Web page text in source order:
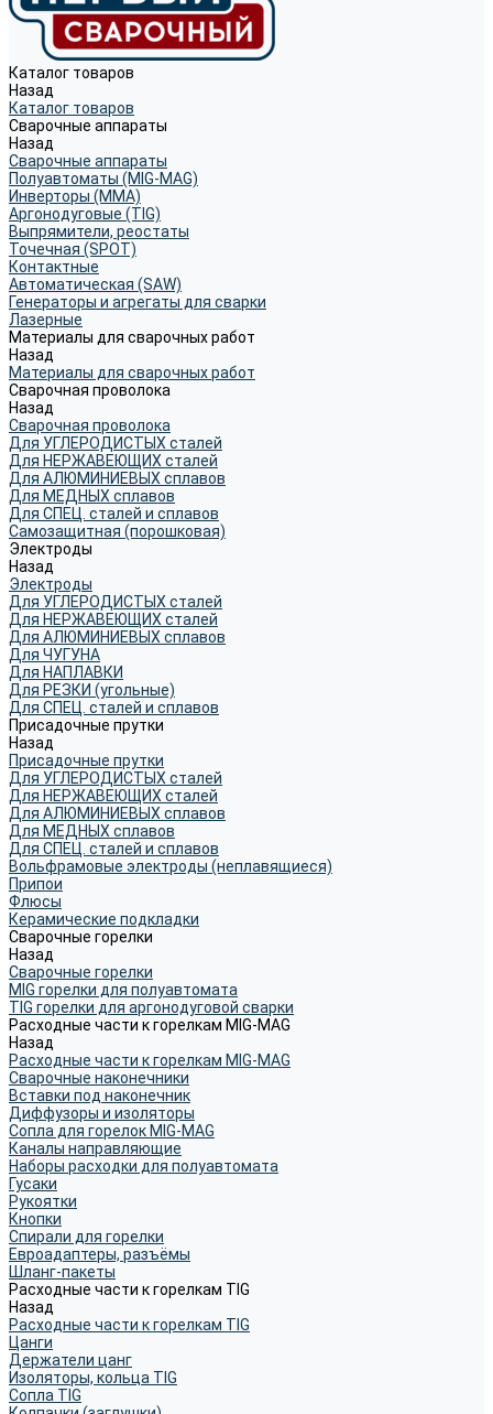
Каталог товаров
Назад
Каталог товаров
Сварочные аппараты
Назад
Сварочные аппараты
Полуавтоматы (MIG-MAG)
Инверторы (MMA)
Аргонодуговые (TIG)
Выпрямители, реостаты
Точечная (SPOT)
Контактные
Автоматическая (SAW)
Генераторы и агрегаты для сварки
Лазерные
Материалы для сварочных работ
Назад
Материалы для сварочных работ
Сварочная проволока
Назад
Сварочная проволока
Для УГЛЕРОДИСТЫХ сталей
Для НЕРЖАВЕЮЩИХ сталей
Для АЛЮМИНИЕВЫХ сплавов
Для МЕДНЫХ сплавов
Для СПЕЦ. сталей и сплавов
Самозащитная (порошковая)
Электроды
Назад
Электроды
Для УГЛЕРОДИСТЫХ сталей
Для НЕРЖАВЕЮЩИХ сталей
Для АЛЮМИНИЕВЫХ сплавов
Для ЧУГУНА
Для НАПЛАВКИ
Для РЕЗКИ (угольные)
Для СПЕЦ. сталей и сплавов
Присадочные прутки
Назад
Присадочные прутки
Для УГЛЕРОДИСТЫХ сталей
Для НЕРЖАВЕЮЩИХ сталей
Для АЛЮМИНИЕВЫХ сплавов
Для МЕДНЫХ сплавов
Для СПЕЦ. сталей и сплавов
Вольфрамовые электроды (неплавящиеся)
Припои
Флюсы
Керамические подкладки
Сварочные горелки
Назад
Сварочные горелки
MIG горелки для полуавтомата
TIG горелки для аргонодуговой сварки
Расходные части к горелкам MIG-MAG
Назад
Расходные части к горелкам MIG-MAG
Сварочные наконечники
Вставки под наконечник
Диффузоры и изоляторы
Сопла для горелок MIG-MAG
Каналы направляющие
Наборы расходки для полуавтомата
Гусаки
Рукоятки
Кнопки
Спирали для горелки
Евроадаптеры, разъёмы
Шланг-пакеты
Расходные части к горелкам TIG
Назад
Расходные части к горелкам TIG
Цанги
Держатели цанг
Изоляторы, кольца TIG
Сопла TIG